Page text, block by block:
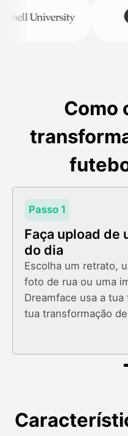
Como
Passo 1
Faça upload de
do dia
Escolha um retrato,
foto de rua ou uma
Dreamface usa a
tua transformação